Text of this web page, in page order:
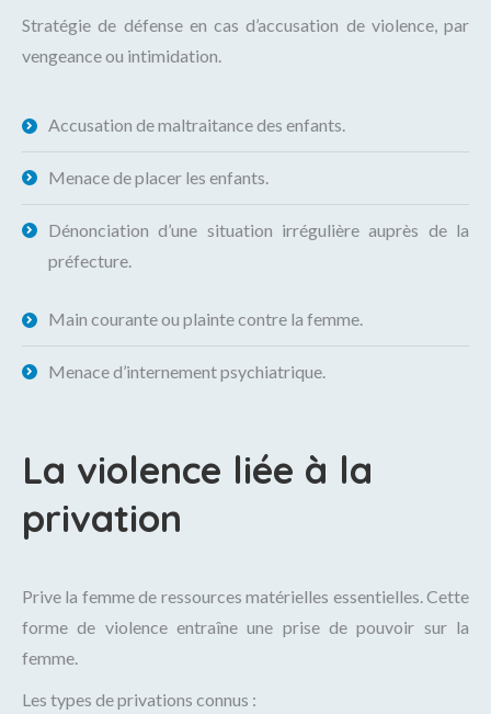
Stratégie de défense en cas d’accusation de violence, par
vengeance ou intimidation.
Accusation de maltraitance des enfants.
Menace de placer les enfants.
Dénonciation d’une situation irrégulière auprès de la
préfecture.
Main courante ou plainte contre la femme.
Menace d’internement psychiatrique.
La violence liée à la
privation
Prive la femme de ressources matérielles essentielles. Cette
forme de violence entraîne une prise de pouvoir sur la
femme.
Les types de privations connus :